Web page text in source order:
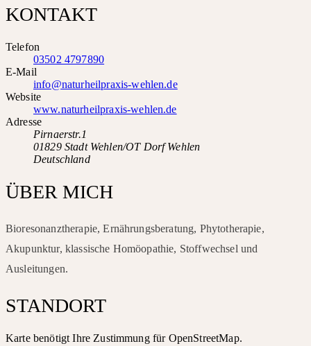
KONTAKT
Telefon
03502 4797890
E-Mail
info@naturheilpraxis-wehlen.de
Website
www.naturheilpraxis-wehlen.de
Adresse
Pirnaerstr.1
01829 Stadt Wehlen/OT Dorf Wehlen
Deutschland
ÜBER MICH
Bioresonanztherapie, Ernährungsberatung, Phytotherapie,
Akupunktur, klassische Homöopathie, Stoffwechsel und
Ausleitungen.
STANDORT
Karte benötigt Ihre Zustimmung für OpenStreetMap.